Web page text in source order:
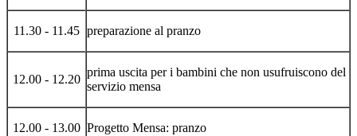
11.30 - 11.45 preparazione al pranzo
12.00 - 12.20
prima uscita per i bambini che non usufruiscono del
servizio mensa
12.00 - 13.00 Progetto Mensa: pranzo